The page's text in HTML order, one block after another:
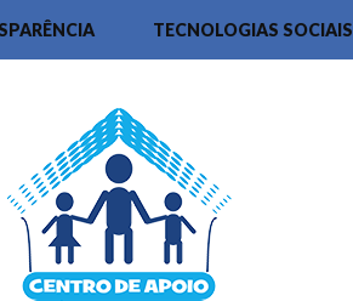
TECNOLOGIAS SOCIAIS